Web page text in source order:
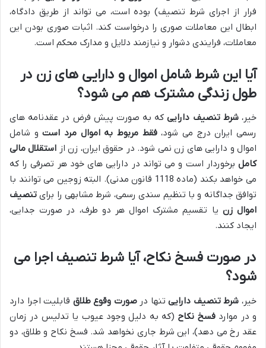
فرار از اجرای شرط تنصیف) بوده است، می تواند از طریق دادگاه،
ابطال این معاملات صوری را درخواست کند. اثبات صوری بودن این
معاملات، فرایندی دشوار و نیازمند دلایل و مدارک محکم است.
آیا این شرط شامل اموال و دارایی های زن در
طول زندگی مشترک هم می شود؟
خیر،شرط تنصیف داراییکه به صورت پیش فرض در عقدنامه های
رسمی ایران درج می شود،فقط مربوط به اموال مرد استو شامل
اموال و دارایی های زن نمی شود. در حقوق ایران، زن از استقلال مالی
کامل برخوردار است و می تواند در دارایی های خود هر تصرفی را که
می خواهد بکند (ماده 1118 قانون مدنی). البته زوجین می توانند با
توافق جداگانه و با تنظیم سندی رسمی، شرط مشابهی را برای تنصیف
اموال زن یا تقسیم مشترک اموال هر دو طرف، در صورت جدایی،
ایجاد کنند.
در صورت فسخ نکاح، آیا شرط تنصیف اجرا می
شود؟
خیر، شرط تنصیف داراییتنها درصورت وقوع طلاق قابلیت اجرا دارد
و در مواردفسخ نکاح (که به دلیل وجود عیوب یا تدلیس در زمان
عقد رخ می دهد)، این شرط جاری نخواهد شد. فسخ نکاح و طلاق، دو